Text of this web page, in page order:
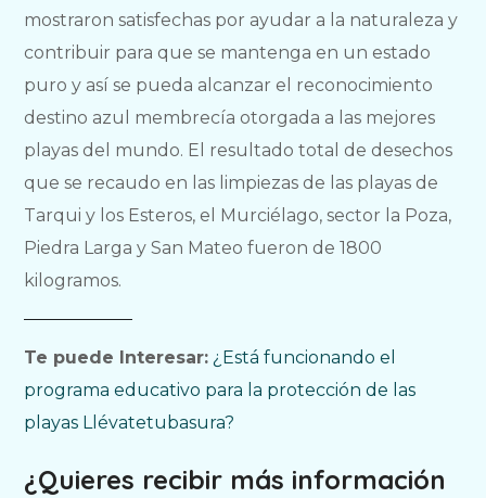
mostraron satisfechas por ayudar a la naturaleza y
contribuir para que se mantenga en un estado
puro y así se pueda alcanzar el reconocimiento
destino azul membrecía otorgada a las mejores
playas del mundo. El resultado total de desechos
que se recaudo en las limpiezas de las playas de
Tarqui y los Esteros, el Murciélago, sector la Poza,
Piedra Larga y San Mateo fueron de 1800
kilogramos.
Te puede Interesar: ¿Está funcionando el
programa educativo para la protección de las
playas Llévatetubasura?
¿Quieres recibir más información